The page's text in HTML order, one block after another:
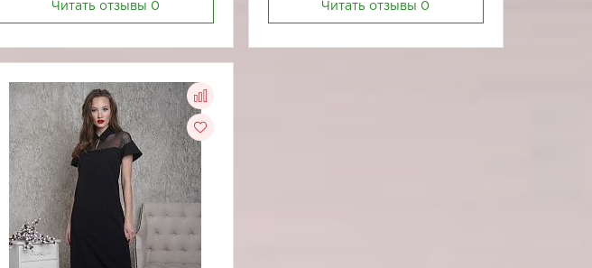
Читать отзывы 0 Читать отзывы 0